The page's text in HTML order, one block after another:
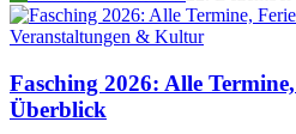
Veranstaltungen & Kultur
Fasching 2026: Alle
Überblick